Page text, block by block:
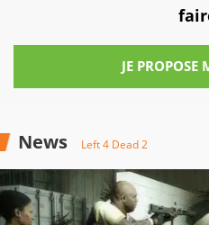
JE PROPOSE
News Left 4 Dead 2